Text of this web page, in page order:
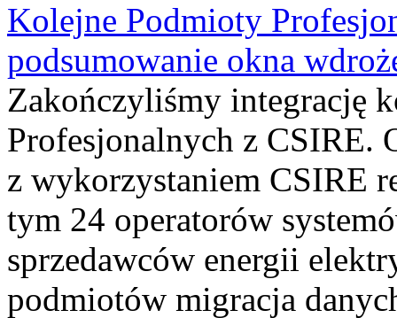
Kolejne Podmioty
podsumowanie okna
Zakończyliśmy integrację
Profesjonalnych z CSIRE.
z wykorzystaniem CSIRE
tym 24 operatorów
sprzedawców energii
podmiotów migracja